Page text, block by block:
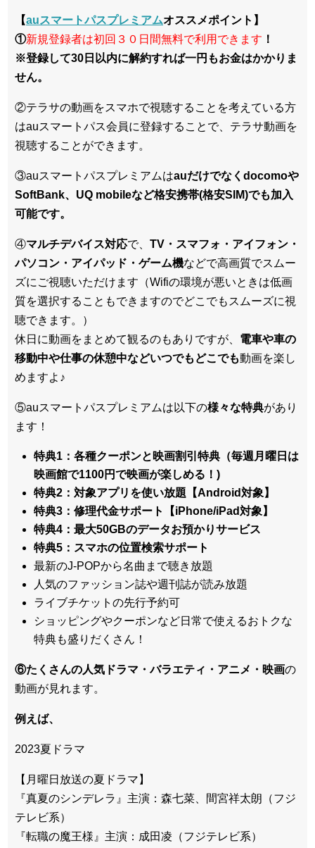
【auスマートパスプレミアムオススメポイント】
①新規登録者は初回３０日間無料で利用できま す ！
※登録して30日以内に解約すれば一円もお金はかかりま
せん。
②テラサの動画をスマホで視聴することを考えている方
はauスマートパス会員に登録することで、テラサ動画を
視聴することができます。
③auスマートパスプレミアムはauだけでなくdocomoや
SoftBank、UQ mobileなど格安携帯(格安SIM)でも加入
可能です。
④マルチデバイス対応で、 TV・スマフォ・アイフォン・
パソコン・アイパッド・ゲーム機などで高画質でスムー
ズにご視聴いただけます（Wifiの環境が悪いときは低画
質を選択することもできますのでどこでもスムーズに視
聴できます。）
休日に動画をまとめて観るのもありですが、 電車や車の
移動中や仕事の休憩中などいつでもどこでも動画を楽し
めますよ♪
⑤auスマートパスプレミアムは以下の様々な特典があり
ます！
特典1：各種クーポンと映画割引特典（毎週月曜日は
映画館で1100円で映画が楽しめる！)
特典2：対象アプリを使い放題【Android対象】
特典3：修理代金サポート【iPhone/iPad対象】
特典4：最大50GBのデータお預かりサービス
特典5：スマホの位置検索サポート
最新のJ-POPから名曲まで聴き放題
人気のファッション誌や週刊誌が読み放題
ライブチケットの先行予約可
ショッピングやクーポンなど日常で使えるおトクな
特典も盛りだくさん！
⑥たくさんの人気ドラマ・バラエティ・アニメ・映画の
動画が見れます。
例えば、
2023夏ドラマ
【月曜日放送の夏ドラマ】
『真夏のシンデレラ』主演：森七菜、間宮祥太朗（フジ
テレビ系）
『転職の魔王様』主演：成田凌（フジテレビ系）